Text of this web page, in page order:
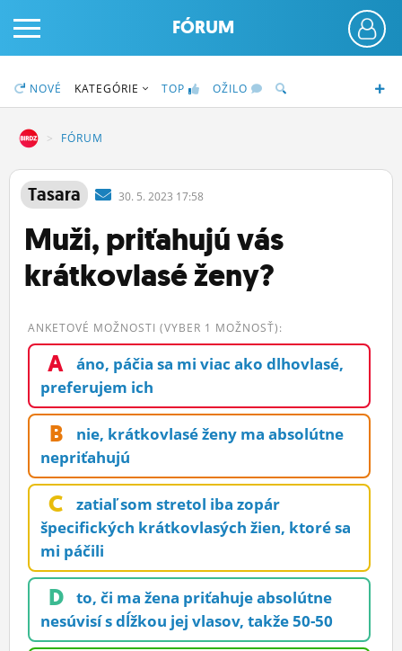
PRIHLÁS SA
ČINŽIAK
FÓRUM
BLOGY
OBRÁZKY
ĽUDIA
MÔJ PROFIL
NASTAVENIA
ROLETA
FÓRUM
NOVÉ KATEGÓRIE TOP OŽILO
FÓRUM
Tasara 30. 5. 2023 17:58
Muži, priťahujú vás
krátkovlasé ženy?
ANKETOVÉ MOŽNOSTI (VYBER 1 MOŽNOSŤ):
A
áno, páčia sa mi viac ako dlhovlasé,
preferujem ich
B
nie, krátkovlasé ženy ma absolútne
nepriťahujú
C
zatiaľ som stretol iba zopár
špecifických krátkovlasých žien, ktoré sa
mi páčili
D
to, či ma žena priťahuje absolútne
nesúvisí s dĺžkou jej vlasov, takže 50-50